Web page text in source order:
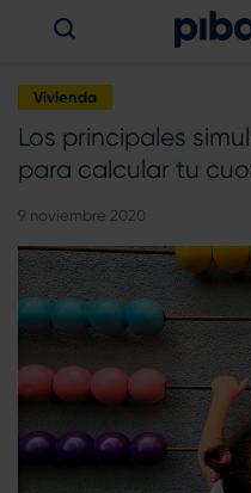
Vivienda
Los principales
para calcular tu
9 noviembre 2020